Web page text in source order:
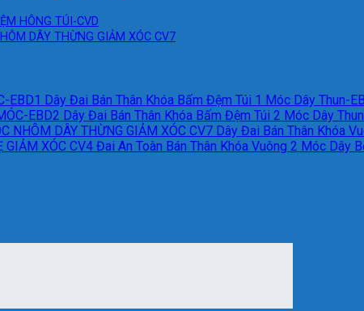
Dây Đai Bán Thân Khóa Bấm Đệm Túi 1 Móc Dây Thun-
Dây Đai Bán Thân Khóa Bấm Đệm Túi 2 Móc Dây
Dây Đai Bán Thân Khóa
Đai An Toàn Bán Thân Khóa Vuông 2 Móc Dây